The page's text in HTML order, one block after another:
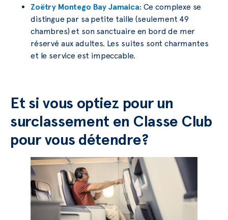
Zoëtry Montego Bay Jamaica: Ce complexe se
distingue par sa petite taille (seulement 49
chambres) et son sanctuaire en bord de mer
réservé aux adultes. Les suites sont charmantes
et le service est impeccable.
Et si vous optiez pour un
surclassement en Classe Club
pour vous détendre?